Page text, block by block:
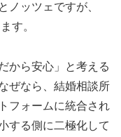
パ
ンラインサポー
婚活が可能。
ノッツェですが、
す。
から安心」と考える
ぜなら、結婚相談所
フォームに統合され
する側に二極化して